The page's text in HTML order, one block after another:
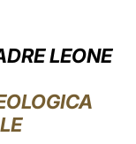
العربيّة
中文
LATINE
LEONE